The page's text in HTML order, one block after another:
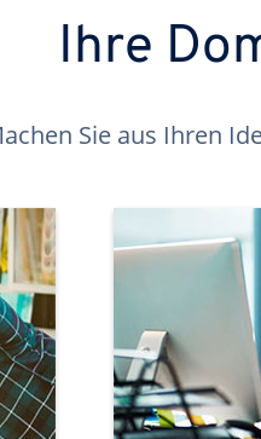
Ihre
Sie aus Ihren